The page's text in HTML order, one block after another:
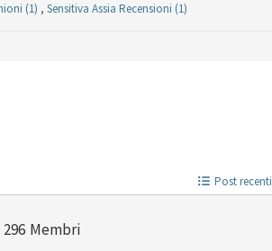
(1) , Sensitiva Assia Recensioni (1)
Post recenti
296 Membri